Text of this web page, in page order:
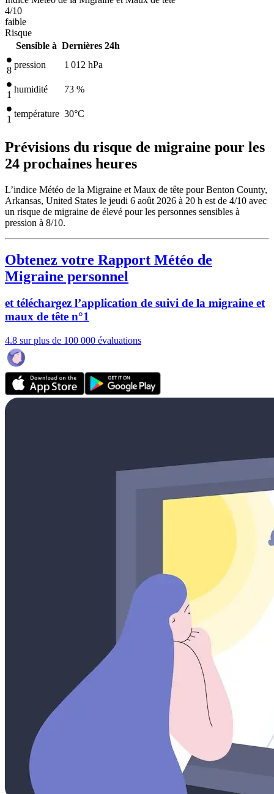
4/10
faible
Risque
Sensible à Dernières 24h
8
pression 1 012 hPa
1
humidité 73 %
1
température 30°C
Prévisions du risque de migraine pour les
24 prochaines heures
L’indice Météo de la Migraine et Maux de tête pour Benton County,
Arkansas, United States le jeudi 6 août 2026 à 20 h est de 4/10 avec
un risque de migraine de élevé pour les personnes sensibles à
pression à 8/10.
Obtenez votre Rapport Météo de
Migraine personnel
et téléchargez l’application de suivi de la migraine et
maux de tête n°1
4.8 sur plus de 100 000 évaluations